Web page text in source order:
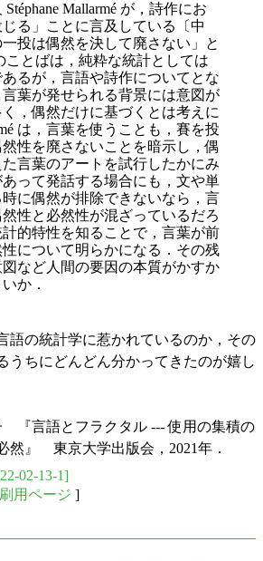
Mallarmé が，詩作にお
る」ことに言及している〔中
投は偶然を決して廃さない」と
ことばは，純粋な統計としては
るが，言語や詩作についてとな
葉が発せられる背景には意図が
，偶然だけに基づくとは考えに
は，言葉を使うことも，賽を投
性を廃さないことを暗示し，偶
言葉のアートを試行したかにみ
あって発話する場合にも，文や単
に偶然が排除できないなら，言
性と必然性が混ざっているだろ
計的特性を知ることで，言葉が前
について明らかになる．その残
など人間の要因の本質がかすか
か．
語の統計学に惹かれているのか，その
うちにどんどん分かってきたのが嬉し
『言語とフラクタル --- 使用の集積の
然』 東京大学出版会，2021年．
02-13-1]
用ページ ]